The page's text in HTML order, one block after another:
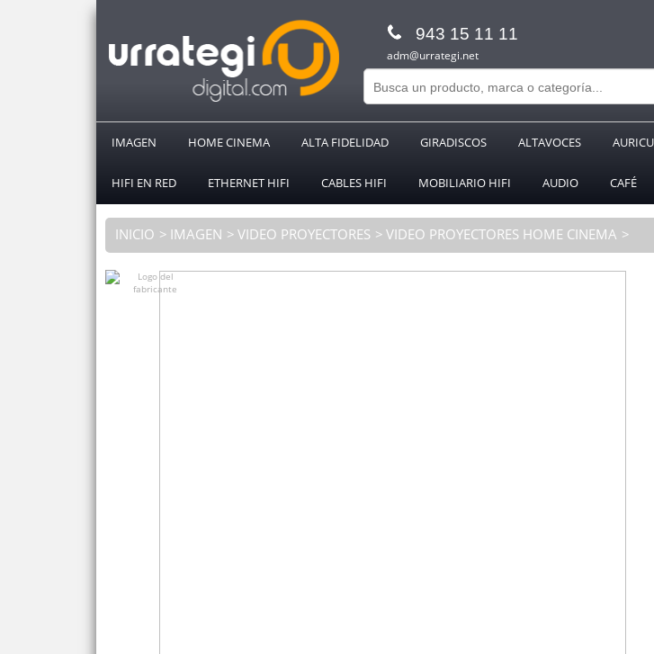
943 15 11 11
adm@urrategi.net
IMAGEN HOME CINEMA ALTA FIDELIDAD GIRADISCOS ALTAVOCES
HIFI EN RED ETHERNET HIFI CABLES HIFI MOBILIARIO HIFI AUDIO CAFÉ
INICIO IMAGEN VIDEO PROYECTORES VIDEO PROYECTORES HOME CINEMA